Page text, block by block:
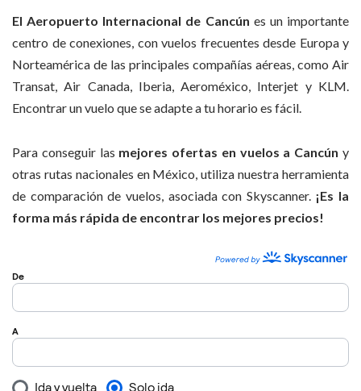
El Aeropuerto Internacional de Cancún es un importante
centro de conexiones, con vuelos frecuentes desde Europa y
Norteamérica de las principales compañías aéreas, como Air
Transat, Air Canada, Iberia, Aeroméxico, Interjet y KLM.
Encontrar un vuelo que se adapte a tu horario es fácil.
Para conseguir las mejores ofertas en vuelos a Cancún y
otras rutas nacionales en México, utiliza nuestra herramienta
de comparación de vuelos, asociada con Skyscanner. ¡Es la
forma más rápida de encontrar los mejores precios!